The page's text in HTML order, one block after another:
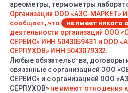
НАСОСЫ КМ, КМН 2Г СО (6)
ареометры, термометры
Организация ООО «АЗС-МАРКЕТ»
сообщает, что
не имеет никого
деятельности организаций ООО
СЕРВИС» ИНН 5043059431 и ООО
СЕРПУХОВ» ИНН 5043079332.
Любые обязательства, договоры
связанные с организацией ООО
СЕРВИС» и с организацией ООО
СЕРПУХОВ» не имеют отношения